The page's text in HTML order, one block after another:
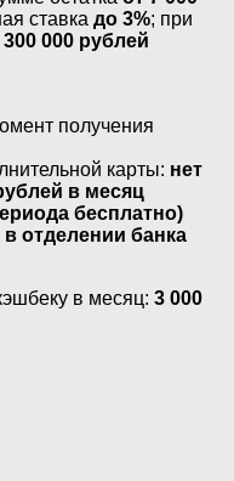
ставка до 3%; при
000 рублей
получения
карты: нет
в месяц
бесплатно)
отделении банка
в месяц: 3 000